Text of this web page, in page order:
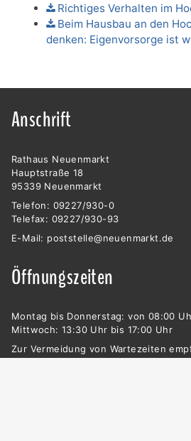
Richtiges Verhalten im
Beim Hausbau an den
denken: Eigenvorsorge ist
Anschrift
Rathaus Neuenmarkt
Hauptstraße 18
95339 Neuenmarkt
Telefon: 09227/930-0
Telefax: 09227/930-93
E-Mail: poststelle@neuenmarkt.de
Öffnungszeiten
Montag bis Donnerstag: von 08:00
Mittwoch: 13:30 Uhr bis 17:00 Uhr
Zur Vermeidung von Wartezeiten